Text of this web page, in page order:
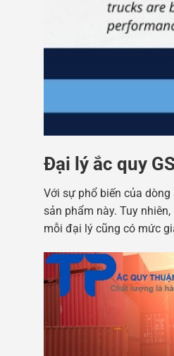
Đại lý ắc quy
Với sự phổ biến của
sản phẩm này. Tuy
mỗi đại lý cũng có mức